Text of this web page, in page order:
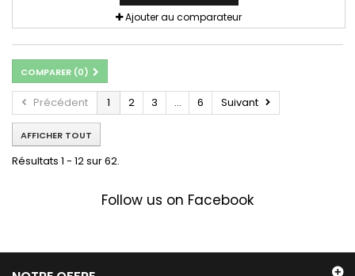
Ajouter au comparateur
COMPARER (0)
Précédent 1 2 3 ... 6 Suivant
AFFICHER TOUT
Résultats 1 - 12 sur 62.
Follow us on Facebook